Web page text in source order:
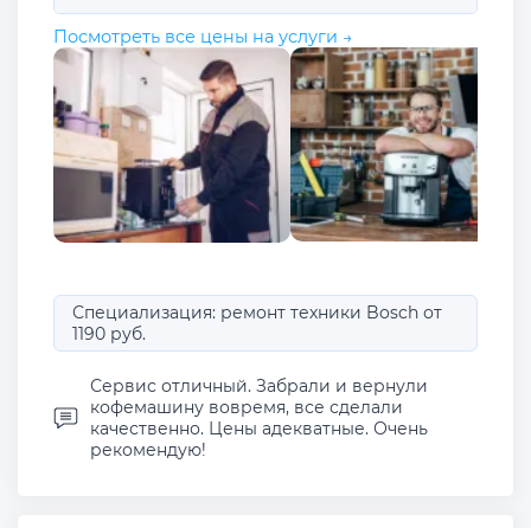
Посмотреть все цены на услуги →
Специализация: ремонт техники Bosch от
1190 руб.
Сервис отличный. Забрали и вернули
кофемашину вовремя, все сделали
качественно. Цены адекватные. Очень
рекомендую!